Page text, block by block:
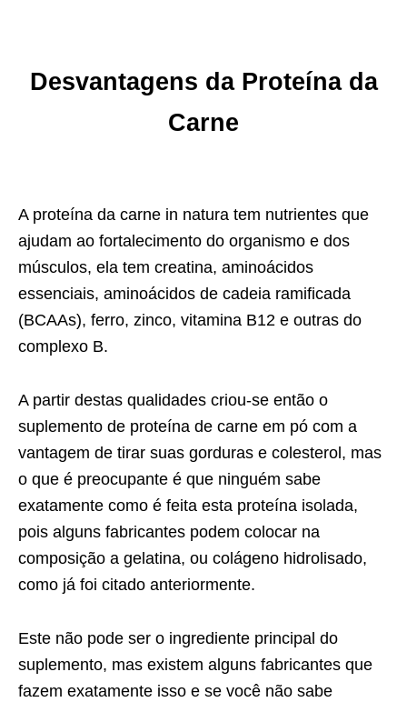
Desvantagens da Proteína da
Carne
A proteína da carne in natura tem nutrientes que
ajudam ao fortalecimento do organismo e dos
músculos, ela tem creatina, aminoácidos
essenciais, aminoácidos de cadeia ramificada
(BCAAs), ferro, zinco, vitamina B12 e outras do
complexo B.
A partir destas qualidades criou-se então o
suplemento de proteína de carne em pó com a
vantagem de tirar suas gorduras e colesterol, mas
o que é preocupante é que ninguém sabe
exatamente como é feita esta proteína isolada,
pois alguns fabricantes podem colocar na
composição a gelatina, ou colágeno hidrolisado,
como já foi citado anteriormente.
Este não pode ser o ingrediente principal do
suplemento, mas existem alguns fabricantes que
fazem exatamente isso e se você não sabe